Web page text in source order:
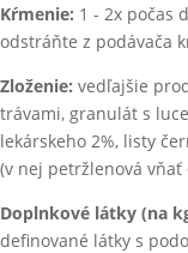
Kŕmenie: 1 - 2x počas
odstráňte z podávača
Zloženie: vedľajšie
trávami, granulát s
lekárskeho 2%, listy
(v nej petržlenová vňať
Doplnkové látky (na
definované látky s